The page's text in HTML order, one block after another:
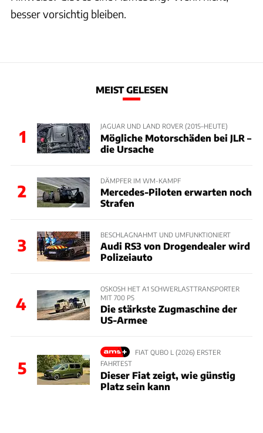
besser vorsichtig bleiben.
MEIST GELESEN
1
JAGUAR UND LAND ROVER (2015–HEUTE)
Mögliche Motorschäden bei JLR –
die Ursache
2
DÄMPFER IM WM-KAMPF
Mercedes-Piloten erwarten noch
Strafen
3
BESCHLAGNAHMT UND UMFUNKTIONIERT
Audi RS3 von Drogendealer wird
Polizeiauto
4
OSKOSH HET A1 SCHWERLASTTRANSPORTER
MIT 700 PS
Die stärkste Zugmaschine der
US-Armee
5
FIAT QUBO L (2026) ERSTER
FAHRTEST
Dieser Fiat zeigt, wie günstig
Platz sein kann